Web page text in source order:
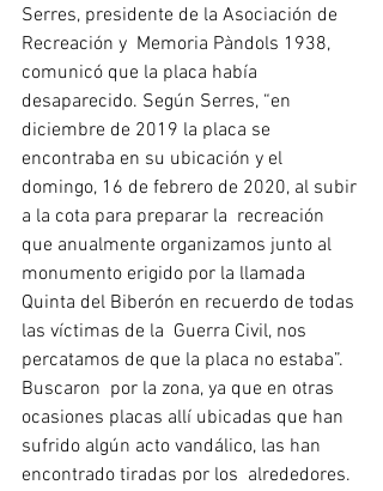
Serres, presidente de la Asociación de
Recreación y  Memoria Pàndols 1938,
comunicó que la placa había
desaparecido. Según Serres, “en
diciembre de 2019 la placa se
encontraba en su ubicación y el
domingo, 16 de febrero de 2020, al subir
a la cota para preparar la  recreación
que anualmente organizamos junto al
monumento erigido por la llamada
Quinta del Biberón en recuerdo de todas
las víctimas de la  Guerra Civil, nos
percatamos de que la placa no estaba”.
Buscaron  por la zona, ya que en otras
ocasiones placas allí ubicadas que han
sufrido algún acto vandálico, las han
encontrado tiradas por los  alrededores.